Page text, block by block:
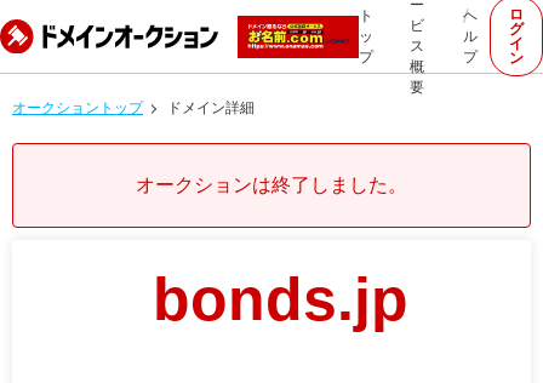
ト
ッ
プ
ー
ビ
ス
概
要
ヘ
ル
プ
ロ
グ
イ
ン
オークショントップ ドメイン詳細
オークションは終了しました。
bonds.jp